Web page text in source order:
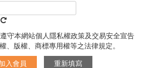
守本網站個人隱私權政策及交易安全宣告
、版權、商標專用權等之法律規定。
入會員 重新填寫